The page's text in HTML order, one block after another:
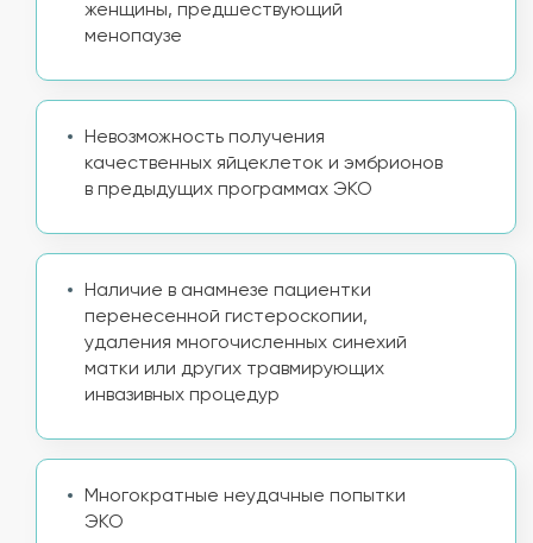
женщины, предшествующий
менопаузе
Невозможность получения
качественных яйцеклеток и эмбрионов
в предыдущих программах ЭКО
Наличие в анамнезе пациентки
перенесенной гистероскопии,
удаления многочисленных синехий
матки или других травмирующих
инвазивных процедур
Многократные неудачные попытки
ЭКО